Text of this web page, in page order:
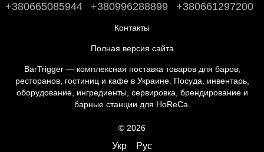
+380665085944 +380996288899 +380661297200
Контакты
Полная версия сайта
BarTrigger — комплексная поставка товаров для баров,
ресторанов, гостиниц и кафе в Украине. Посуда, инвентарь,
оборудование, ингредиенты, сервировка, брендирование и
барные станции для HoReCa.
© 2026
Укр Рус